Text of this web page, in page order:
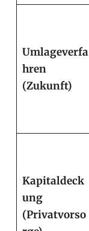
Umlageverfa
hren
(Zukunft)
Kapitaldeck
ung
(Privatvorso